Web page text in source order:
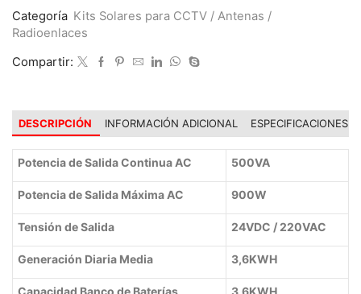
MPPT
35A
cantidad
Categoría Kits Solares para CCTV / Antenas /
Radioenlaces
Compartir:
DESCRIPCIÓN INFORMACIÓN ADICIONAL ESPECIFICACIONES
Potencia de Salida Continua AC 500VA
Potencia de Salida Máxima AC 900W
Tensión de Salida 24VDC / 220VAC
Generación Diaria Media 3,6KWH
Capacidad Banco de Baterías 3,6KWH